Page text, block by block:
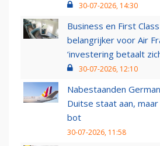
30-07-2026, 14:30
Business en First
belangrijker voor Air
‘investering betaalt
30-07-2026, 12:10
Nabestaanden
Duitse staat aan,
bot
30-07-2026, 11:58